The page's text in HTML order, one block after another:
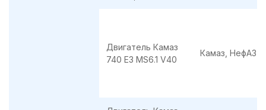
Двигатель Камаз
740 Е3 MS6.1 V40
Камаз, НефАЗ